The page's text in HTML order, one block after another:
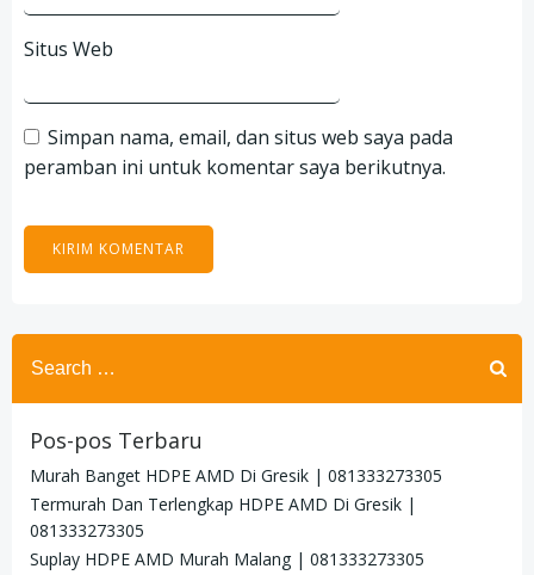
Situs Web
Simpan nama, email, dan situs web saya pada
peramban ini untuk komentar saya berikutnya.
Search
for:
Pos-pos Terbaru
Murah Banget HDPE AMD Di Gresik | 081333273305
Termurah Dan Terlengkap HDPE AMD Di Gresik |
081333273305
Suplay HDPE AMD Murah Malang | 081333273305